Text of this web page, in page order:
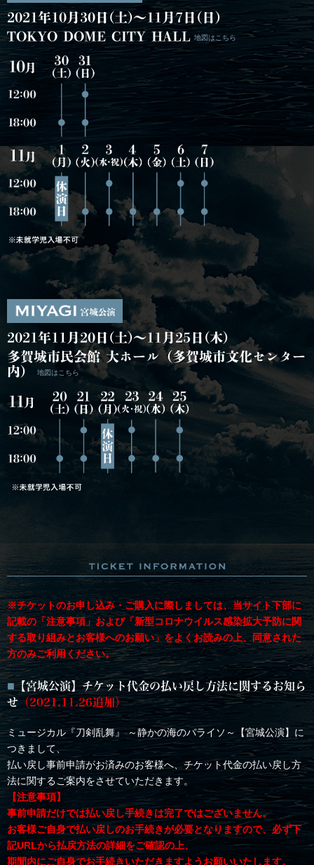
2021年10月30日(土)～11月7日(日)
TOKYO DOME CITY HALL 地図はこちら
2021年11月20日(土)～11月25日(木)
多賀城市民会館 大ホール（多賀城市文化センター
内）
地図はこちら
※チケットのお申し込み・ご購入に際しましては、当サイト下部に
記載の「注意事項」および「新型コロナウイルス感染拡大予防に関
する取り組みとお客様へのお願い」をよくお読みの上、同意された
方のみご利用ください。
【宮城公演】チケット代金の払い戻し方法に関するお知ら
せ （2021.11.26追加）
ミュージカル『刀剣乱舞』 ～静かの海のパライソ～【宮城公演】に
つきまして、
払い戻し事前申請がお済みのお客様へ、チケット代金の払い戻し方
法に関するご案内をさせていただきます。
【注意事項】
事前申請だけでは払い戻し手続きは完了ではございません。
お客様ご自身で払い戻しのお手続きが必要となりますので、必ず下
記URLから払戻方法の詳細をご確認の上、
期間内にご自身でお手続きいただきますようお願いいたします。